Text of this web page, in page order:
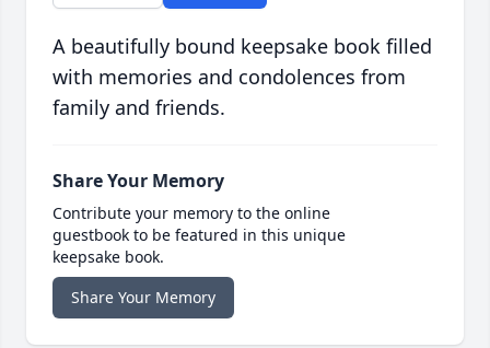
A beautifully bound keepsake book filled
with memories and condolences from
family and friends.
Share Your Memory
Contribute your memory to the online
guestbook to be featured in this unique
keepsake book.
Share Your Memory